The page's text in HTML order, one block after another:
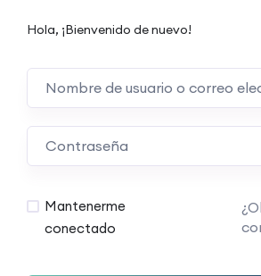
Hola, ¡Bienvenido de nuevo!
Mantenerme
conectado